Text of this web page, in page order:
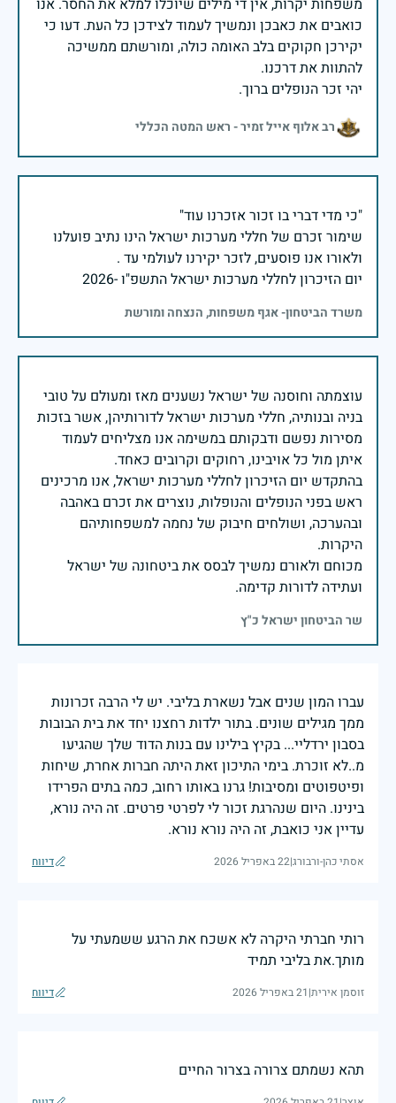
משפחות יקרות, אין די מילים שיוכלו למלא את החסר. אנו
כואבים את כאבכן ונמשיך לעמוד לצידכן כל העת. דעו כי
יקירכן חקוקים בלב האומה כולה, ומורשתם ממשיכה
יהי זכר הנופלים ברוך.
רב אלוף אייל זמיר - ראש המטה הכללי
שימור זכרם של חללי מערכות ישראל הינו נתיב פועלנו
יום הזיכרון לחללי מערכות ישראל התשפ"ו -2026
משרד הביטחון- אגף משפחות, הנצחה ומורשת
עוצמתה וחוסנה של ישראל נשענים מאז ומעולם על טובי
בניה ובנותיה, חללי מערכות ישראל לדורותיהן, אשר בזכות
מסירות נפשם ודבקותם במשימה אנו מצליחים לעמוד
בהתקדש יום הזיכרון לחללי מערכות ישראל, אנו מרכינים
ראש בפני הנופלים והנופלות, נוצרים את זכרם באהבה
ובהערכה, ושולחים חיבוק של נחמה למשפחותיהם
מכוחם ולאורם נמשיך לבסס את ביטחונה של ישראל
ועתידה לדורות קדימה.
שר הביטחון ישראל כ"ץ
עברו המון שנים אבל נשארת בליבי. יש לי הרבה זכרונות
ממך מגילים שונים. בתור ילדות רחצנו יחד את בית הבובות
בסבון ירדליי... בקיץ בילינו עם בנות הדוד שלך שהגיעו
מ..לא זוכרת. בימי התיכון זאת היתה חברות אחרת, שיחות
ופיטפוטים ומסיבות! גרנו באותו רחוב, כמה בתים הפרידו
בינינו. היום שנהרגת זכור לי לפרטי פרטים. זה היה נורא,
עדיין אני כואבת, זה היה נורא נורא.
אסתי כהן-ורבורג|22 באפריל 2026 דיווח
רותי חברתי היקרה לא אשכח את הרגע ששמעתי על
מותך.את בליבי תמיד
זוסמן אירית|21 באפריל 2026 דיווח
תהא נשמתם צרורה בצרור החיים